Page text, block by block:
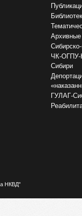
ЧК-
Сибири
ГУЛАГ-
НКВД"